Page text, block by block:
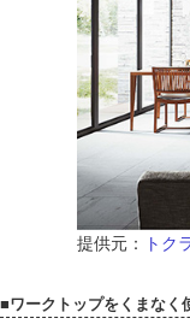
提供元： トク
■ワークトップをくまなく